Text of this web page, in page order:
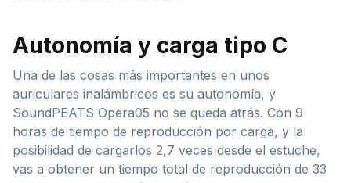
Autonomía y carga tipo C
Una de las cosas más importantes en unos
auriculares inalámbricos es su autonomía, y
SoundPEATS Opera05 no se queda atrás. Con 9
horas de tiempo de reproducción por carga, y la
posibilidad de cargarlos 2,7 veces desde el estuche,
vas a obtener un tiempo total de reproducción de 33